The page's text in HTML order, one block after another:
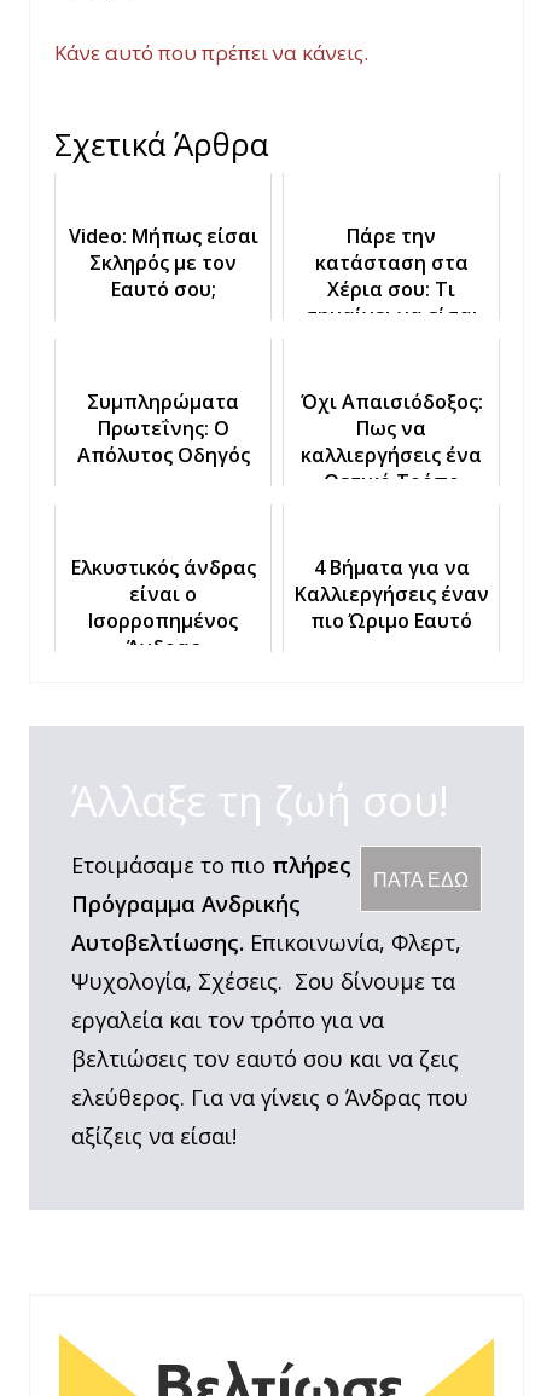
Κάνε αυτό που πρέπει να κάνεις.
Σχετικά Άρθρα
Video: Μήπως είσαι
Σκληρός με τον
Εαυτό σου;
Πάρε την
κατάσταση στα
Χέρια σου: Τι
σημαίνει να είσαι
Συμπληρώματα
Πρωτεΐνης: Ο
Απόλυτος Οδηγός
Όχι Απαισιόδοξος:
Πως να
καλλιεργήσεις ένα
Θετικό Τρόπο
Ελκυστικός άνδρας
είναι ο
Ισορροπημένος
Άνδρας
4 Βήματα για να
Καλλιεργήσεις έναν
πιο Ώριμο Εαυτό
Άλλαξε τη ζωή σου!
ΠΑΤΑ ΕΔΩ
Ετοιμάσαμε το πιο πλήρες
Πρόγραμμα Ανδρικής
Αυτοβελτίωσης. Επικοινωνία, Φλερτ,
Ψυχολογία, Σχέσεις. Σου δίνουμε τα
εργαλεία και τον τρόπο για να
βελτιώσεις τον εαυτό σου και να ζεις
ελεύθερος. Για να γίνεις ο Άνδρας που
αξίζεις να είσαι!